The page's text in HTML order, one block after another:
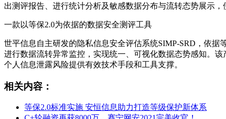
出测评报告、进行统计分析及敏感数据分布与流转态势展示
一款以等保2.0为依据的数据安全测评工具
世平信息自主研发的隐私信息安全评估系统SIMP-SRD，依
进行数据流转异常监控，实现统一、可视化数据态势感知。
个人信息泄露风险提供有效技术手段和工具支撑。
相关内容：
等保2.0标准实施 安恒信息助力打造等级保护新体系